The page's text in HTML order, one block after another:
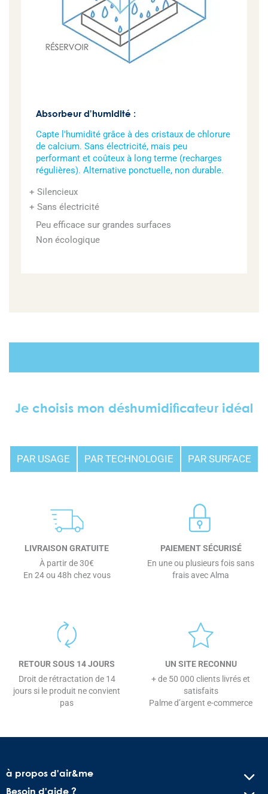
Absorbeur d’humidité :
Capte l'humidité grâce à des cristaux de chlorure
de calcium. Sans électricité, mais peu
performant et coûteux à long terme (recharges
régulières). Alternative ponctuelle, non durable.
Silencieux
Sans électricité
Peu efficace sur grandes surfaces
Non écologique
Je choisis mon déshumidificateur idéal
PAR USAGE PAR TECHNOLOGIE PAR SURFACE
LIVRAISON GRATUITE
À partir de 30€
En 24 ou 48h chez vous
PAIEMENT SÉCURISÉ
En une ou plusieurs fois sans
frais avec Alma
RETOUR SOUS 14 JOURS
Droit de rétractation de 14
jours si le produit ne convient
pas
UN SITE RECONNU
+ de 50 000 clients livrés et
satisfaits
Palme d’argent e-commerce
à propos d'air&me
Besoin d'aide ?